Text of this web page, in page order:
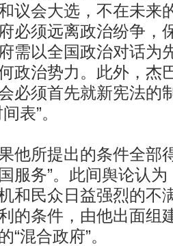
议会大选，不在未来
必须远离政治纷争，
需以全国政治对话为
政治势力。此外，杰
必须首先就新宪法的
表”。
所提出的条件全部
服务”。此间舆论认
和民众日益强烈的不
的条件，由他出面组
混合政府”。